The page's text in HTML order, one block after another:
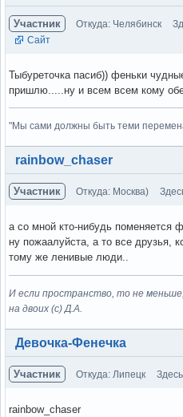
Участник Откуда: Челябинск
Сайт
Тыбуреточка пасиб)) феньки
пришлю.....ну и всем всем кому
"Мы сами должны быть теми
Вне форума
rainbow_chaser
Участник Откуда: Москва)
а со мной кто-нибудь поменяется
ну пожаалуйста, а то все друзья,
тому же ленивые люди..
И если пространство, то не
на двоих (с) Д.А.
Вне форума
Девочка-Фенечка
Участник Откуда: Липецк
rainbow_chaser